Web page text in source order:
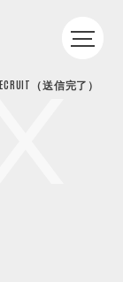
（送信完了）